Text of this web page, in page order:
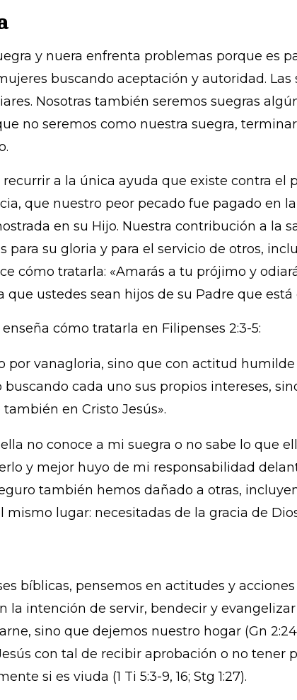
y nuera enfrenta problemas porque es
buscando aceptación y autoridad.
Nosotras también seremos suegras
no seremos como nuestra suegra,
a la única ayuda que existe contra el
que nuestro peor pecado fue pagado en
en su Hijo. Nuestra contribución a
para su gloria y para el servicio de otros,
cómo tratarla: «Amarás a tu prójimo y
ustedes sean hijos de su Padre que está
cómo tratarla en Filipenses 2:3-5:
por vanagloria, sino que con actitud
cada uno sus propios intereses,
en Cristo Jesús».
no conoce a mi suegra o no sabe lo que
y mejor huyo de mi responsabilidad
también hemos dañado a otras,
lugar: necesitadas de la gracia de
bíblicas, pensemos en actitudes y
la intención de servir, bendecir y
sino que dejemos nuestro hogar (Gn
con tal de recibir aprobación o no tener
si es viuda (1 Ti 5:3-9, 16; Stg 1:27).